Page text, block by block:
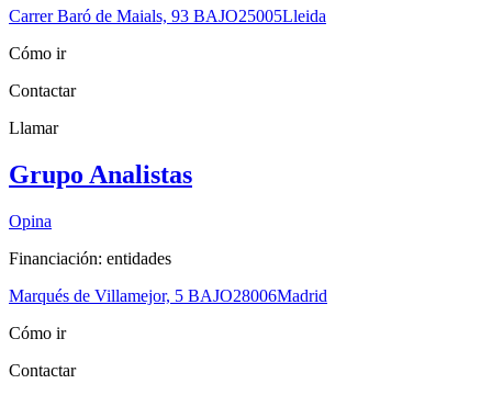
Carrer Baró de Maials, 93 BAJO25005Lleida
Cómo ir
Contactar
Llamar
Grupo Analistas
Opina
Financiación: entidades
Marqués de Villamejor, 5 BAJO28006Madrid
Cómo ir
Contactar